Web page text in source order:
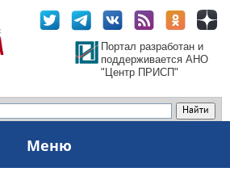
Портал разработан и
поддерживается АНО
"Центр ПРИСП"
Меню